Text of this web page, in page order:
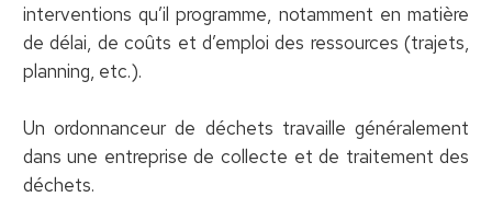
interventions qu’il programme, notamment en matière
de délai, de coûts et d’emploi des ressources (trajets,
planning, etc.).
Un ordonnanceur de déchets travaille généralement
dans une entreprise de collecte et de traitement des
déchets.